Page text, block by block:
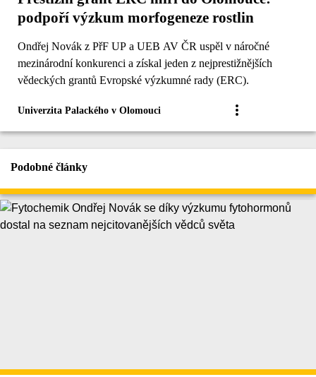
podpoří výzkum morfogeneze rostlin
Ondřej Novák z PřF UP a UEB AV ČR uspěl v náročné
mezinárodní konkurenci a získal jeden z nejprestižnějších
vědeckých grantů Evropské výzkumné rady (ERC).
Univerzita Palackého v Olomouci
Podobné články